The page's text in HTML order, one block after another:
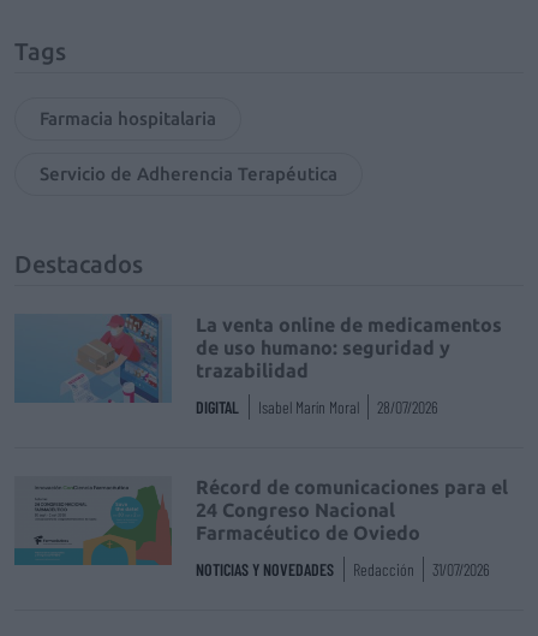
Tags
Farmacia hospitalaria
Servicio de Adherencia Terapéutica
Destacados
La venta online de medicamentos
de uso humano: seguridad y
trazabilidad
DIGITAL Isabel Marín Moral 28/07/2026
Récord de comunicaciones para el
24 Congreso Nacional
Farmacéutico de Oviedo
NOTICIAS Y NOVEDADES Redacción 31/07/2026